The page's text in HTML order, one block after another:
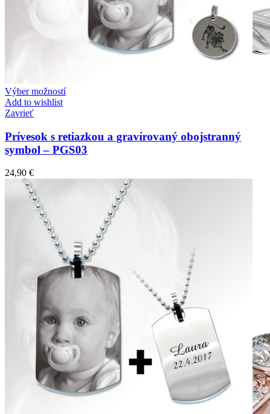
Twist Elegance
Zásnubné prstne z kolekcie Twist Elegance.
Výber možností
Add to wishlist
Zavrieť
Prívesok s retiazkou a gravírovaný obojstranný
symbol – PGS03
24,90 €